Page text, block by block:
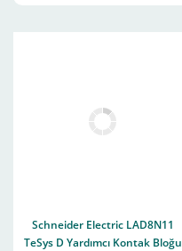
Schneider Electric LAD8N11
TeSys D Yardımcı Kontak Bloğu